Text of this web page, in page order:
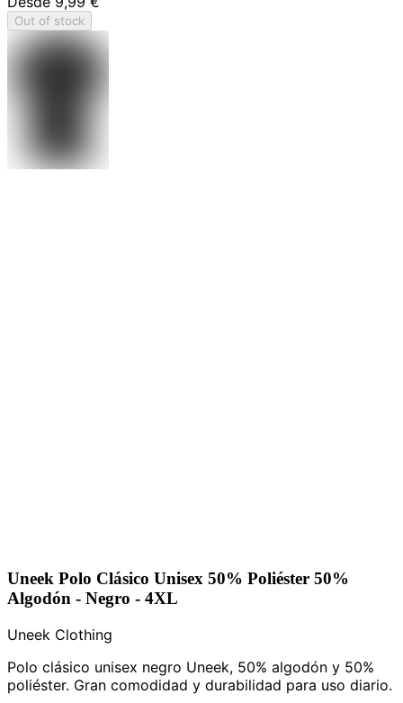
Out of stock
Uneek Polo Clásico Unisex 50% Poliéster 50%
Algodón - Negro - 4XL
Uneek Clothing
Polo clásico unisex negro Uneek, 50% algodón y 50%
poliéster. Gran comodidad y durabilidad para uso diario.